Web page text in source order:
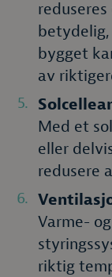
betydelig,
bygget
av
Med et
eller
redusere
Varme-
riktig